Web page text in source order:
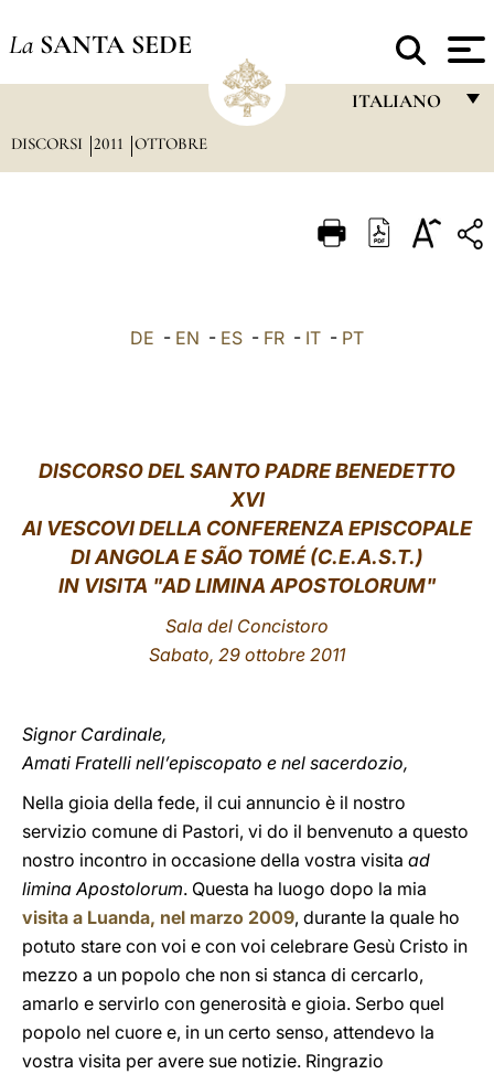
La SANTA SEDE
ITALIANO
ITALIANO
LATINE
DISCORSI 2011 OTTOBRE
DE - EN - ES - FR - IT - PT
DISCORSO DEL SANTO PADRE BENEDETTO
XVI
AI VESCOVI DELLA CONFERENZA EPISCOPALE
DI ANGOLA ESÃO TOMÉ (C.E.A.S.T.)
IN VISITA "AD LIMINA APOSTOLORUM"
Sala del Concistoro
Sabato, 29 ottobre 2011
Signor Cardinale,
Amati Fratelli nell’episcopato e nel sacerdozio,
Nella gioia della fede, il cui annuncio è il nostro
servizio comune di Pastori, vi do il benvenuto a questo
nostro incontro in occasione della vostra visita ad
limina Apostolorum. Questa ha luogo dopo la mia
visita a Luanda, nel marzo 2009, durante la quale ho
potuto stare con voi e con voi celebrare Gesù Cristo in
mezzo a un popolo che non si stanca di cercarlo,
amarlo e servirlo con generosità e gioia. Serbo quel
popolo nel cuore e, in un certo senso, attendevo la
vostra visita per avere sue notizie. Ringrazio